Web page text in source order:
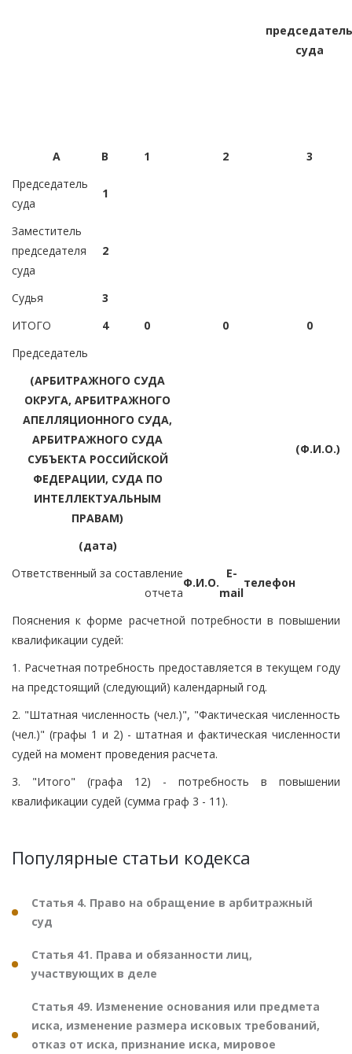
председатель
суда
А В 1 2
3
Председатель
суда
1
Заместитель
председателя
суда
2
Судья
3
ИТОГО
4 0 0
0
Председатель
(АРБИТРАЖНОГО СУДА
ОКРУГА, АРБИТРАЖНОГО
АПЕЛЛЯЦИОННОГО СУДА,
АРБИТРАЖНОГО СУДА
СУБЪЕКТА РОССИЙСКОЙ
ФЕДЕРАЦИИ, СУДА ПО
ИНТЕЛЛЕКТУАЛЬНЫМ
ПРАВАМ)
(Ф.И.О.)
(дата)
Ответственный за составление
отчета
Ф.И.О.
E-
mail
телефон
Пояснения к форме расчетной потребности в повышении
квалификации судей:
1. Расчетная потребность предоставляется в текущем году
на предстоящий (следующий) календарный год.
2. "Штатная численность (чел.)", "Фактическая численность
(чел.)" (графы 1 и 2) - штатная и фактическая численности
судей на момент проведения расчета.
3. "Итого" (графа 12) - потребность в повышении
квалификации судей (сумма граф 3 - 11).
Популярные статьи кодекса
Статья 4. Право на обращение в арбитражный
суд
Статья 41. Права и обязанности лиц,
участвующих в деле
Статья 49. Изменение основания или предмета
иска, изменение размера исковых требований,
отказ от иска, признание иска, мировое